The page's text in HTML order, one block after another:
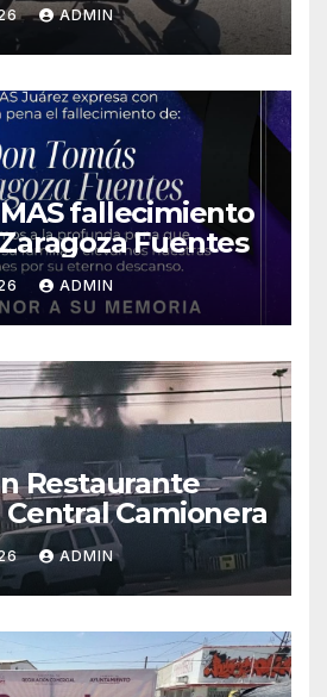
ADMIN
fallecimiento
Fuentes
ADMIN
Restaurante
Camionera
ADMIN